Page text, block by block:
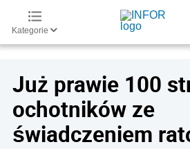
Kategorie
Już prawie 100
ochotników ze
świadczeniem